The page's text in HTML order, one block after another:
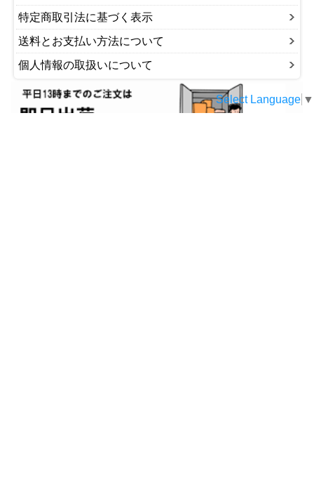
特定商取引法に基づく表示
送料とお支払い方法について
個人情報の取扱いについて
Select Language ▼